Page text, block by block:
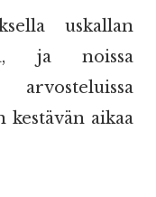
uskallan
ja noissa
kestävän aikaa